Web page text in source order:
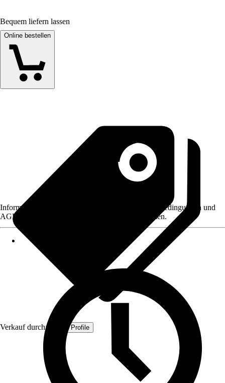
Bequem liefern lassen
Online bestellen
Verkauf durch: Quest Profile
Informationen des Verkäufers, wie z. B. Rückgabebedingungen und
AGB, finden Sie bei Klick auf den Verkäufernamen.